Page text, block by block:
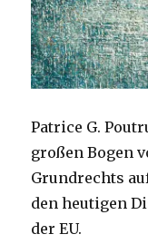
Patrice G.
großen Bogen
Grundrechts
den heutigen
der EU.